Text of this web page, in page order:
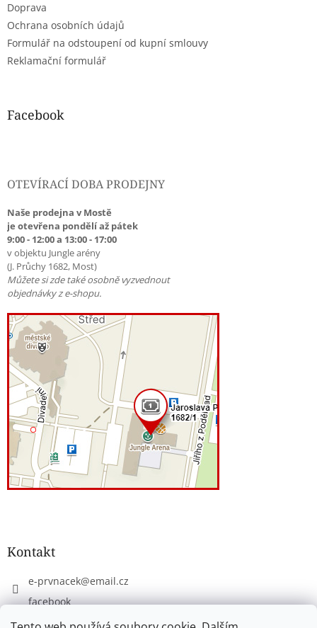
Doprava
Ochrana osobních údajů
Formulář na odstoupení od kupní smlouvy
Reklamační formulář
Facebook
OTEVÍRACÍ DOBA PRODEJNY
Naše prodejna v Mostě
je otevřena pondělí až pátek
9:00 - 12:00 a 13:00 - 17:00
v objektu Jungle arény
(J. Průchy 1682, Most)
Můžete si zde také osobně vyzvednout
objednávky z e-shopu.
Kontakt
e-prvnacek@email.cz
facebook
eprvnacek